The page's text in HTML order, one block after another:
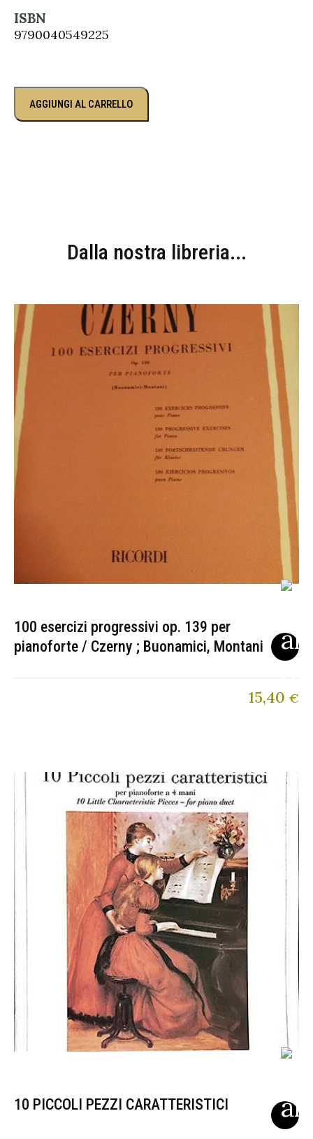
ISBN
9790040549225
AGGIUNGI AL CARRELLO
Dalla nostra libreria...
100 esercizi progressivi op. 139 per
pianoforte / Czerny ; Buonamici, Montani
15,40 €
10 PICCOLI PEZZI CARATTERISTICI